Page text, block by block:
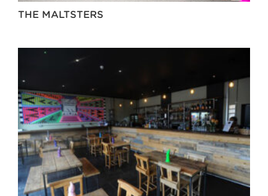
THE MALTSTERS